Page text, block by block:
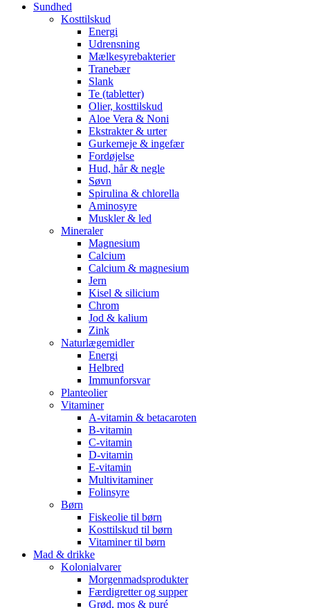
Sundhed
Kosttilskud
Energi
Udrensning
Mælkesyrebakterier
Tranebær
Slank
Te (tabletter)
Olier, kosttilskud
Aloe Vera & Noni
Ekstrakter & urter
Gurkemeje & ingefær
Fordøjelse
Hud, hår & negle
Søvn
Spirulina & chlorella
Aminosyre
Muskler & led
Mineraler
Magnesium
Calcium
Calcium & magnesium
Jern
Kisel & silicium
Chrom
Jod & kalium
Zink
Naturlægemidler
Energi
Helbred
Immunforsvar
Planteolier
Vitaminer
A-vitamin & betacaroten
B-vitamin
C-vitamin
D-vitamin
E-vitamin
Multivitaminer
Folinsyre
Børn
Fiskeolie til børn
Kosttilskud til børn
Vitaminer til børn
Mad & drikke
Kolonialvarer
Morgenmadsprodukter
Færdigretter og supper
Grød, mos & puré